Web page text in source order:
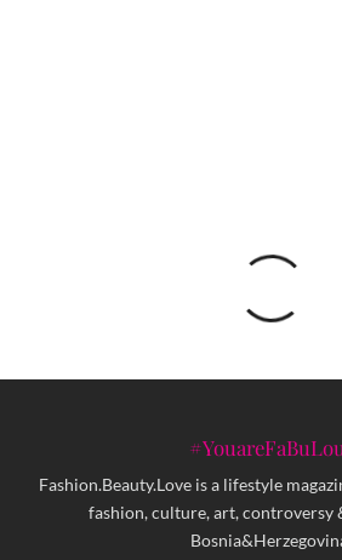
Fashion.Beauty.Love is a lifestyle
fashion, culture, art, controversy